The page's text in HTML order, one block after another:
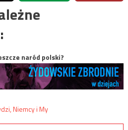
naród polski?